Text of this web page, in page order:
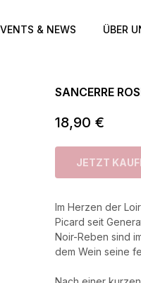
ÜBER
& NEWS
SANCERRE
18,90 €
JETZT
Im Herzen der
Picard seit
Noir-Reben sind
dem Wein seine